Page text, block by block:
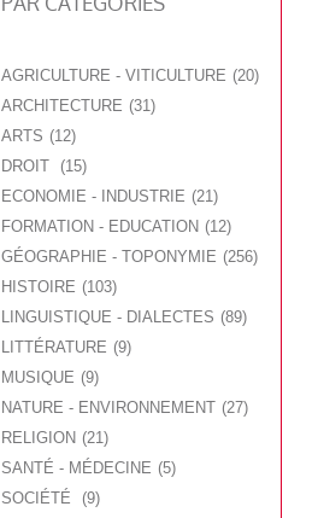
AGRICULTURE - VITICULTURE
20
ARCHITECTURE
31
ARTS
12
DROIT
15
ECONOMIE - INDUSTRIE
21
FORMATION - EDUCATION
12
GÉOGRAPHIE - TOPONYMIE
256
HISTOIRE
103
LINGUISTIQUE - DIALECTES
89
LITTÉRATURE
9
MUSIQUE
9
NATURE - ENVIRONNEMENT 27
RELIGION
21
SANTÉ - MÉDECINE
5
SOCIÉTÉ
9